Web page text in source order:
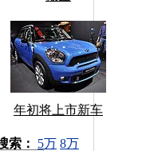
年初将上市新车
：
索： 5万 8万